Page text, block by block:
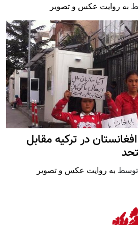
به روایت عکس و تصویر
در ترکیه مقابل
توسط به روایت عکس و تصویر